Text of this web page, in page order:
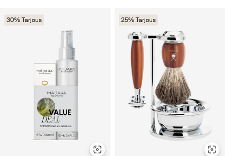
30% Tarjous 25% Tarjous